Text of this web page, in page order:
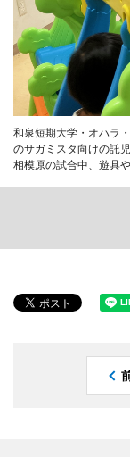
和泉短期大学・オハラ
のサガミスタ向けの託
相模原の試合中、遊具